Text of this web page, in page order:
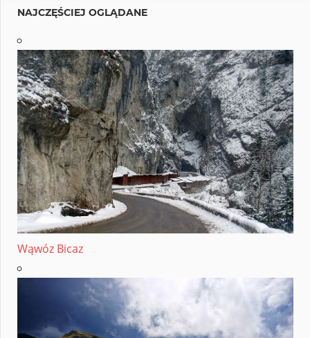
NAJCZĘŚCIEJ OGLĄDANE
Wąwóz Bicaz